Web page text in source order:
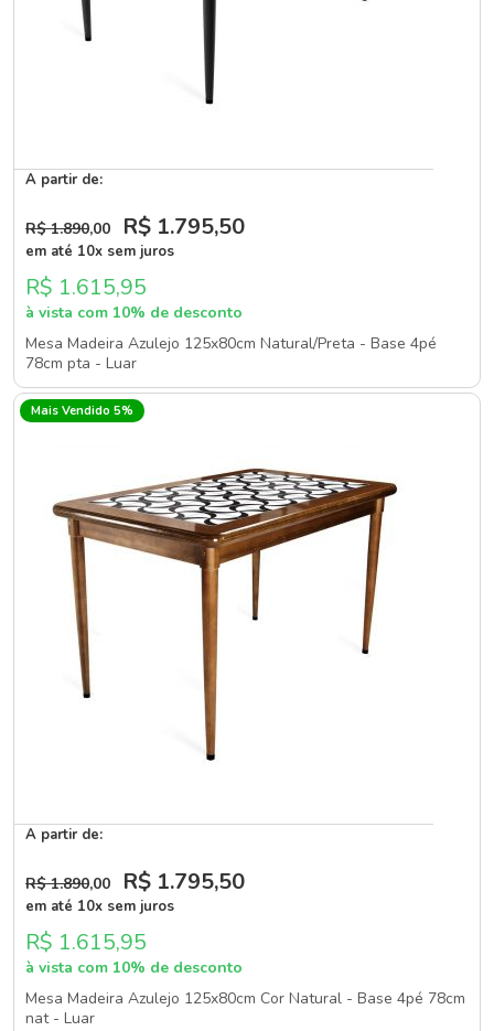
A partir de:
R$ 1.890,00 R$ 1.795,50
em até 10x sem juros
R$ 1.615,95
à vista com 10% de desconto
Mesa Madeira Azulejo 125x80cm Natural/Preta - Base 4pé
78cm pta - Luar
Mais Vendido 5%
A partir de:
R$ 1.890,00 R$ 1.795,50
em até 10x sem juros
R$ 1.615,95
à vista com 10% de desconto
Mesa Madeira Azulejo 125x80cm Cor Natural - Base 4pé 78cm
nat - Luar